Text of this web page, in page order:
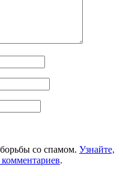
со спамом. Узнайте,
.